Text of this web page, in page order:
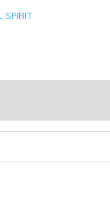
SPIRIT